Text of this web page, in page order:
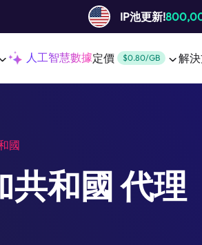
IP池更新!
人工智慧數據定價 $0.80/GB 解
國
共和國 代理